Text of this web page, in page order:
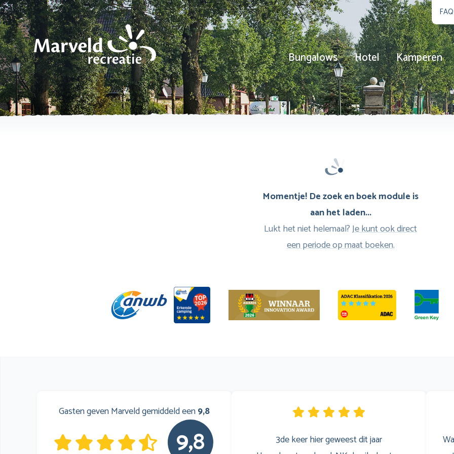
FAQ
Bungalows Hotel Kamperen
Momentje! De zoek en boek module is
aan het laden...
Lukt het niet helemaal?Je kunt ook direct
een periode op maat boeken.
Gasten geven Marveld gemiddeld een9,8
9,8
3de keer hier geweest dit jaar